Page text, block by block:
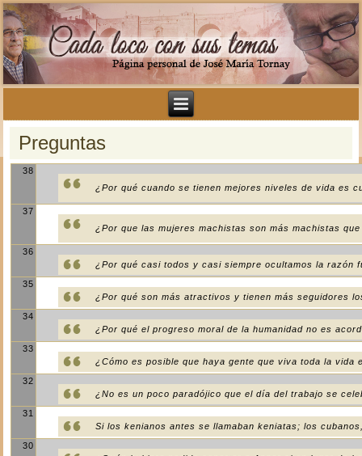
Preguntas
38
¿Por qué cuando se tienen mejores niveles de vida es
37
¿Por que las mujeres machistas son más machistas
36
¿Por qué casi todos y casi siempre ocultamos la razón
35
¿Por qué son más atractivos y tienen más seguidores
34
¿Por qué el progreso moral de la humanidad no es
33
¿Cómo es posible que haya gente que viva toda la vida
32
¿No es un poco paradójico que el día del trabajo se
31
Si los kenianos antes se llamaban keniatas; los
30